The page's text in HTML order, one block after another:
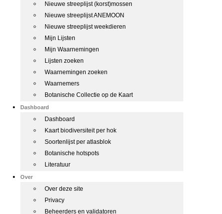
Nieuwe streeplijst (korst)mossen
Nieuwe streeplijst ANEMOON
Nieuwe streeplijst weekdieren
Mijn Lijsten
Mijn Waarnemingen
Lijsten zoeken
Waarnemingen zoeken
Waarnemers
Botanische Collectie op de Kaart
Dashboard
Dashboard
Kaart biodiversiteit per hok
Soortenlijst per atlasblok
Botanische hotspots
Literatuur
Over
Over deze site
Privacy
Beheerders en validatoren